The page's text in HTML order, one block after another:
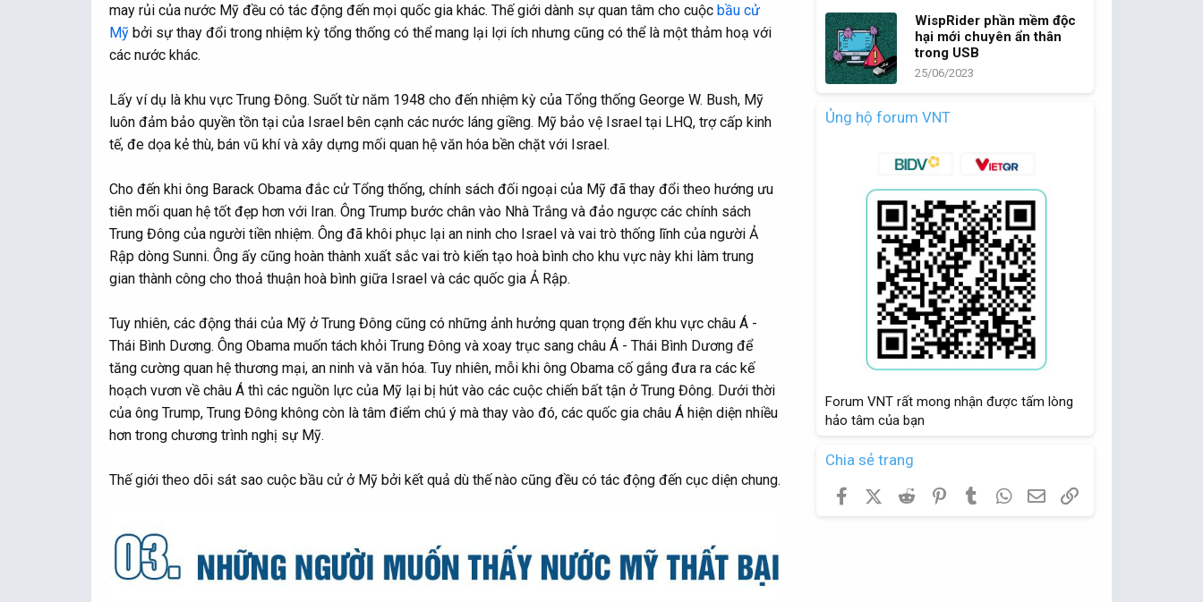
may rủi của nước Mỹ đều có tác động đến mọi quốc gia khác. Thế giới dành sự quan tâm cho cuộc bầu cử
Mỹ bởi sự thay đổi trong nhiệm kỳ tổng thống có thể mang lại lợi ích nhưng cũng có thể là một thảm hoạ với
các nước khác.
Lấy ví dụ là khu vực Trung Đông. Suốt từ năm 1948 cho đến nhiệm kỳ của Tổng thống George W. Bush, Mỹ
luôn đảm bảo quyền tồn tại của Israel bên cạnh các nước láng giềng. Mỹ bảo vệ Israel tại LHQ, trợ cấp kinh
tế, đe dọa kẻ thù, bán vũ khí và xây dựng mối quan hệ văn hóa bền chặt với Israel.
Cho đến khi ông Barack Obama đắc cử Tổng thống, chính sách đối ngoại của Mỹ đã thay đổi theo hướng ưu
tiên mối quan hệ tốt đẹp hơn với Iran. Ông Trump bước chân vào Nhà Trắng và đảo ngược các chính sách
Trung Đông của người tiền nhiệm. Ông đã khôi phục lại an ninh cho Israel và vai trò thống lĩnh của người Ả
Rập dòng Sunni. Ông ấy cũng hoàn thành xuất sắc vai trò kiến tạo hoà bình cho khu vực này khi làm trung
gian thành công cho thoả thuận hoà bình giữa Israel và các quốc gia Ả Rập.
Tuy nhiên, các động thái của Mỹ ở Trung Đông cũng có những ảnh hưởng quan trọng đến khu vực châu Á -
Thái Bình Dương. Ông Obama muốn tách khỏi Trung Đông và xoay trục sang châu Á - Thái Bình Dương để
tăng cường quan hệ thương mại, an ninh và văn hóa. Tuy nhiên, mỗi khi ông Obama cố gắng đưa ra các kế
hoạch vươn về châu Á thì các nguồn lực của Mỹ lại bị hút vào các cuộc chiến bất tận ở Trung Đông. Dưới thời
của ông Trump, Trung Đông không còn là tâm điểm chú ý mà thay vào đó, các quốc gia châu Á hiện diện nhiều
hơn trong chương trình nghị sự Mỹ.
Thế giới theo dõi sát sao cuộc bầu cử ở Mỹ bởi kết quả dù thế nào cũng đều có tác động đến cục diện chung.
WispRider phần mềm độc
hại mới chuyên ẩn thân
trong USB
25/06/2023
Ủng hộ forum VNT
Forum VNT rất mong nhận được tấm lòng
hảo tâm của bạn
Chia sẻ trang
FacebookX (Twitter)
Reddit PinterestTumblr WhatsApp
Email